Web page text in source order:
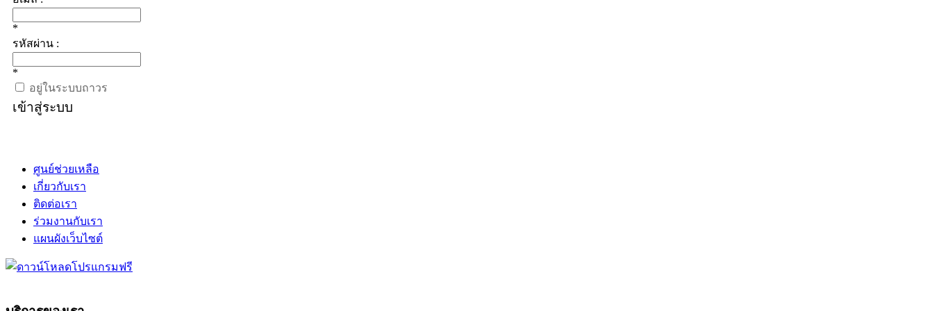
*
รหัสผ่าน :
*
อยู่ในระบบถาวร
เข้าสู่ระบบ
ศูนย์ช่วยเหลือ
เกี่ยวกับเรา
ติดต่อเรา
ร่วมงานกับเรา
แผนผังเว็บไซต์